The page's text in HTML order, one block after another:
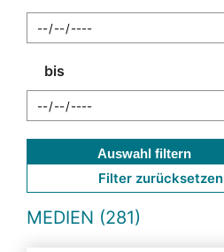
bis
Auswahl filtern
Filter zurücksetzen
MEDIEN (281)